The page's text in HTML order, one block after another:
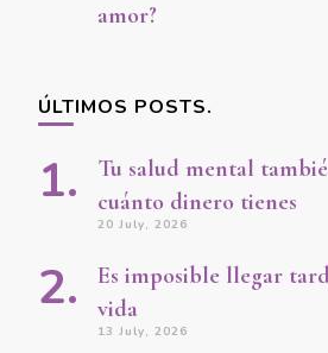
amor?
ÚLTIMOS POSTS.
Tu salud mental
cuánto dinero tienes
20 July, 2026
Es imposible llegar
vida
13 July, 2026